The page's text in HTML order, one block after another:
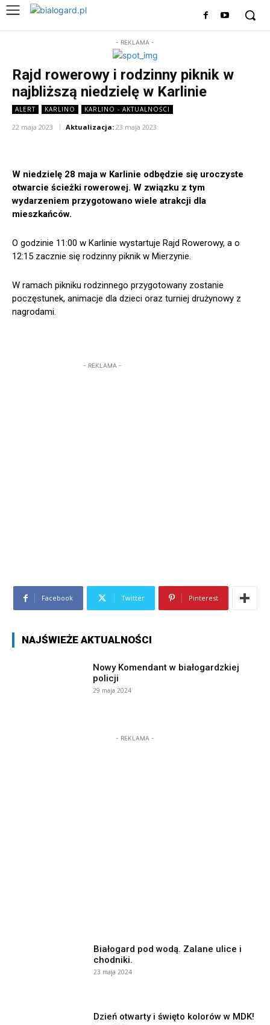
- REKLAMA -
Rajd rowerowy i rodzinny piknik w
najbliższą niedzielę w Karlinie
ALERT KARLINO KARLINO - AKTUALNOŚCI
22 maja 2023 Aktualizacja: 23 maja 2023
W niedzielę 28 maja w Karlinie odbędzie się uroczyste
otwarcie ścieżki rowerowej. W związku z tym
wydarzeniem przygotowano wiele atrakcji dla
mieszkańców.
O godzinie 11:00 w Karlinie wystartuje Rajd Rowerowy, a o
12:15 zacznie się rodzinny piknik w Mierzynie.
W ramach pikniku rodzinnego przygotowany zostanie
poczęstunek, animacje dla dzieci oraz turniej drużynowy z
nagrodami.
- REKLAMA -
Facebook Twitter Pinterest
NAJŚWIEŻE AKTUALNOŚCI
Nowy Komendant w białogardzkiej
policji
29 maja 2024
- REKLAMA -
Białogard pod wodą. Zalane ulice i
chodniki.
23 maja 2024
Dzień otwarty i święto kolorów w MDK!